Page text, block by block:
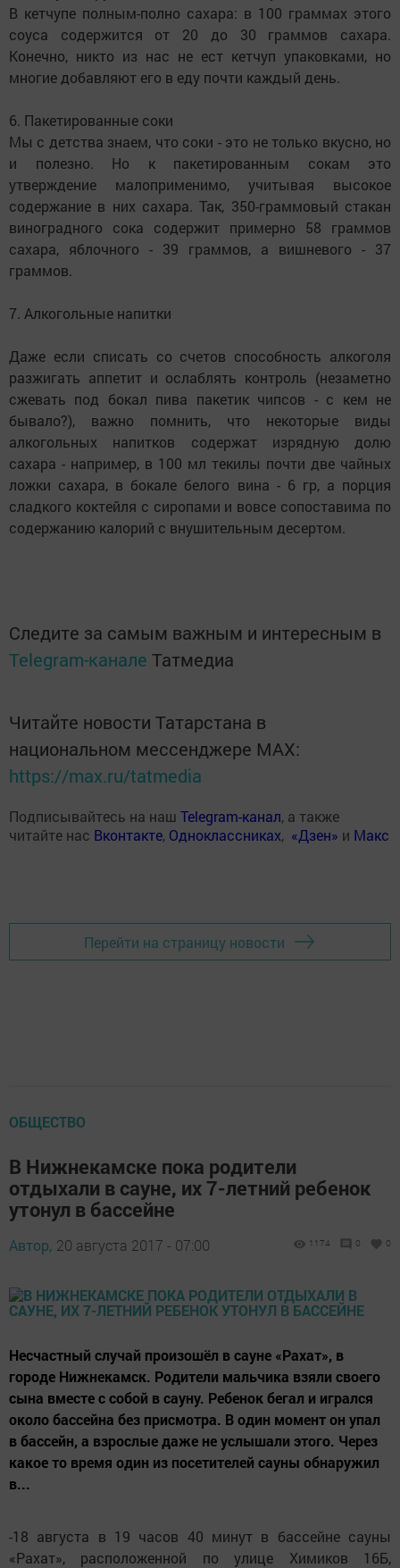
В кетчупе полным-полно сахара: в 100 граммах этого
соуса содержится от 20 до 30 граммов сахара.
Конечно, никто из нас не ест кетчуп упаковками, но
многие добавляют его в еду почти каждый день.
6. Пакетированные соки
Мы с детства знаем, что соки - это не только вкусно, но
и полезно. Но к пакетированным сокам это
утверждение малоприменимо, учитывая высокое
содержание в них сахара. Так, 350-граммовый стакан
виноградного сока содержит примерно 58 граммов
сахара, яблочного - 39 граммов, а вишневого - 37
граммов.
7. Алкогольные напитки
Даже если списать со счетов способность алкоголя
разжигать аппетит и ослаблять контроль (незаметно
сжевать под бокал пива пакетик чипсов - с кем не
бывало?), важно помнить, что некоторые виды
алкогольных напитков содержат изрядную долю
сахара - например, в 100 мл текилы почти две чайных
ложки сахара, в бокале белого вина - 6 гр, а порция
сладкого коктейля с сиропами и вовсе сопоставима по
содержанию калорий с внушительным десертом.
Следите за самым важным и интересным в
Telegram-канале Татмедиа
Читайте новости Татарстана в
национальном мессенджере MАХ:
https://max.ru/tatmedia
Подписывайтесь на наш Telegram-канал, а также
читайте нас Вконтакте, Одноклассниках, «Дзен» и Макс
Перейти на страницу новости
ОБЩЕСТВО
В Нижнекамске пока родители
отдыхали в сауне, их 7-летний ребенок
утонул в бассейне
Автор, 20 августа 2017 - 07:00 1174 0 0
Несчастный случай произошёл в сауне «Рахат», в
городе Нижнекамск. Родители мальчика взяли своего
сына вместе с собой в сауну. Ребенок бегал и игрался
около бассейна без присмотра. В один момент он упал
в бассейн, а взрослые даже не услышали этого. Через
какое то время один из посетителей сауны обнаружил
в...
-18 августа в 19 часов 40 минут в бассейне сауны
«Рахат», расположенной по улице Химиков 16Б,